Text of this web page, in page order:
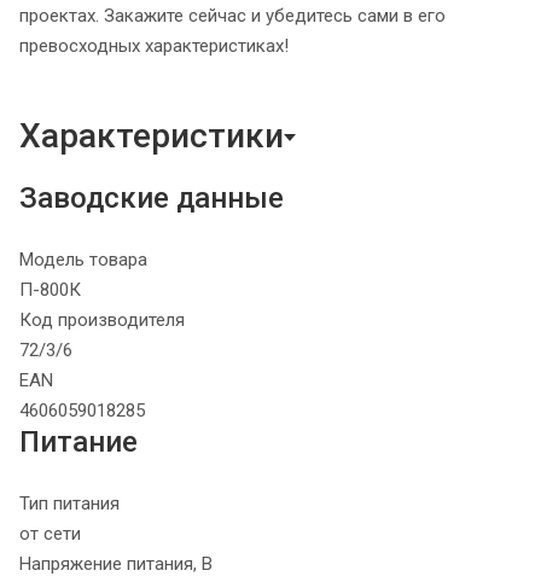
проектах. Закажите сейчас и убедитесь сами в его
превосходных характеристиках!
Характеристики
Заводские данные
Модель товара
П-800К
Код производителя
72/3/6
EAN
4606059018285
Питание
Тип питания
от сети
Напряжение питания, В